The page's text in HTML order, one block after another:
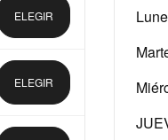
ELEGIR
ELEGIR